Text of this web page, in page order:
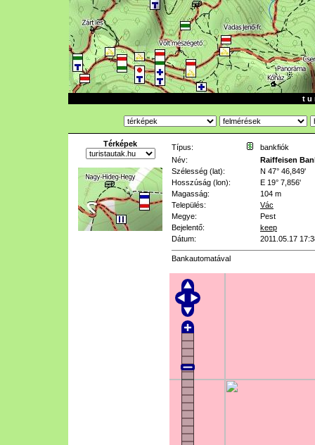
t u
Térképek Típus:
bankfiók
Név:
Raiffeisen
Szélesség (lat):
N 47° 46,849'
Hosszúság (lon):
E 19° 7,856'
Magasság:
104 m
Település:
Vác
Megye:
Pest
Bejelentő:
keep
Dátum:
2011.05.17
Bankautomatával